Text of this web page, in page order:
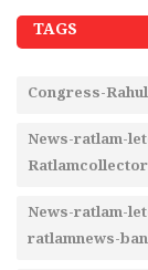
TAGS
Congress-
News-ratlam-
News-ratlam-
ratlamnews-